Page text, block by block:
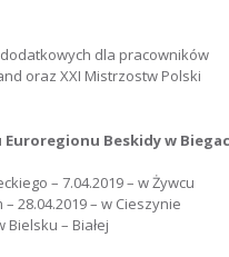
dla pracowników
oraz XXI Mistrzostw Polski
Euroregionu Beskidy w
– 7.04.2019 – w Żywcu
28.04.2019 – w Cieszynie
Bielsku – Białej